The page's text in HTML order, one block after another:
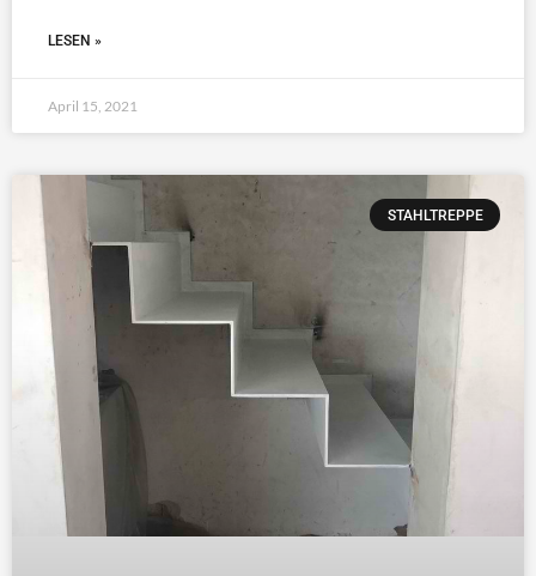
LESEN »
April 15, 2021
STAHLTREPPE